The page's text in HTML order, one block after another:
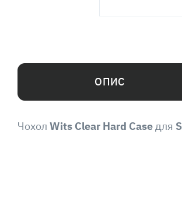
ОПИС
Чохол Wits Clear Hard Caseдля